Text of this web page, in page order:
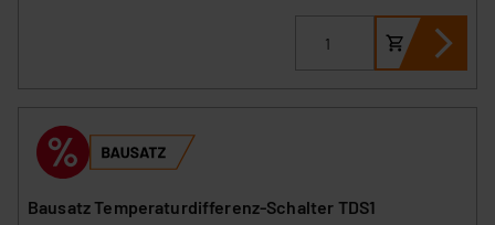
Bausatz Temperaturdifferenz-Schalter TDS1